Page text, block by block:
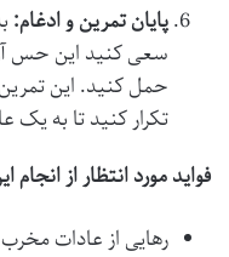
پایان تمرین و ادغام:
سعی کنید این حس
حمل کنید. این تمرین
تکرار کنید تا به
فواید مورد انتظار از انجام
رهایی از عادات